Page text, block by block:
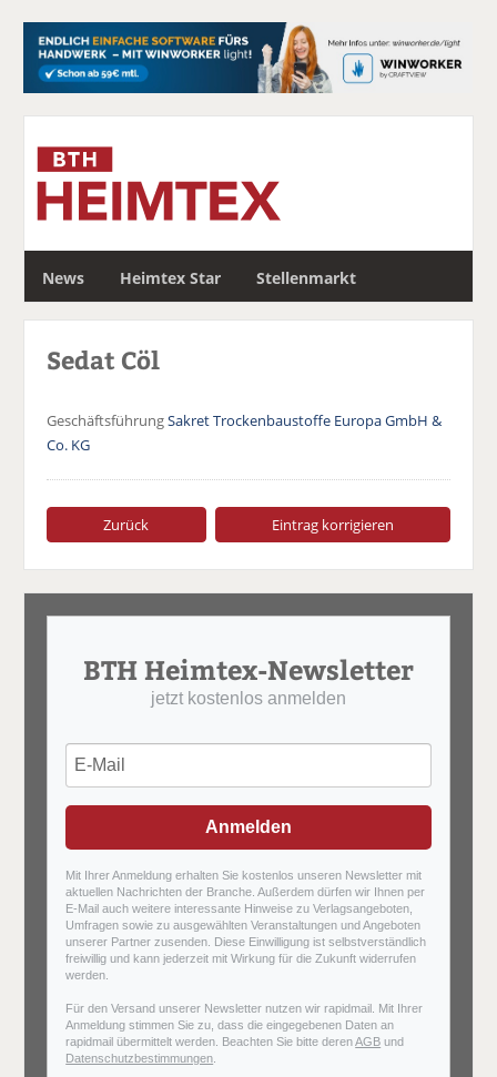
News Heimtex Star Stellenmarkt
c
Sedat Cöl
GeschäftsführungSakret Trockenbaustoffe Europa GmbH &
Co. KG
Zurück Eintrag korrigieren
BTH Heimtex-Newsletter
jetzt kostenlos anmelden
Anmelden
Mit Ihrer Anmeldung erhalten Sie kostenlos unseren Newsletter mit
aktuellen Nachrichten der Branche. Außerdem dürfen wir Ihnen per
E-Mail auch weitere interessante Hinweise zu Verlagsangeboten,
Umfragen sowie zu ausgewählten Veranstaltungen und Angeboten
unserer Partner zusenden. Diese Einwilligung ist selbstverständlich
freiwillig und kann jederzeit mit Wirkung für die Zukunft widerrufen
werden.
Für den Versand unserer Newsletter nutzen wir rapidmail. Mit Ihrer
Anmeldung stimmen Sie zu, dass die eingegebenen Daten an
rapidmail übermittelt werden. Beachten Sie bitte derenAGB und
Datenschutzbestimmungen